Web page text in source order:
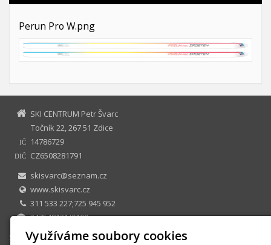
Perun Pro W.png
SKI CENTRUM Petr Švarc
Točník 22, 267 51 Zdice
IČ 14786729
DIČ
CZ6508281791
skisvarc@seznam.cz
www.skisvarc.cz
311 533 227;725 945 952
247548131/0100
SKI CENTRUM Petr Švarc
Využíváme soubory cookies